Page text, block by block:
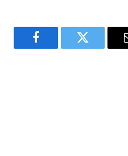
FacebookTwitter